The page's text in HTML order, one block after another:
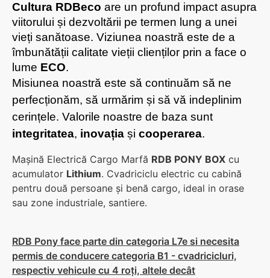
Cultura RDBeco are un profund impact asupra
viitorului și dezvoltării pe termen lung a unei
vieți sanătoase. Viziunea noastră este de a
îmbunătății calitate vieții clienților prin a face o
lume ECO.
Misiunea noastră este să continuăm să ne
perfecționăm, să urmărim și să vă indeplinim
integritatea, inovația și cooperarea.
Mașină Electrică Cargo Marfă RDB PONY BOX cu
acumulator Lithium. Cvadriciclu electric cu cabină
pentru două persoane și benă cargo, ideal in orase
sau zone industriale, santiere.
RDB Pony face parte din categoria L7e si necesita
permis de conducere categoria B1 - cvadricicluri,
respectiv vehicule cu 4 roţi, altele decât